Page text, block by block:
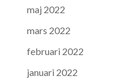
maj 2022
mars 2022
februari 2022
januari 2022